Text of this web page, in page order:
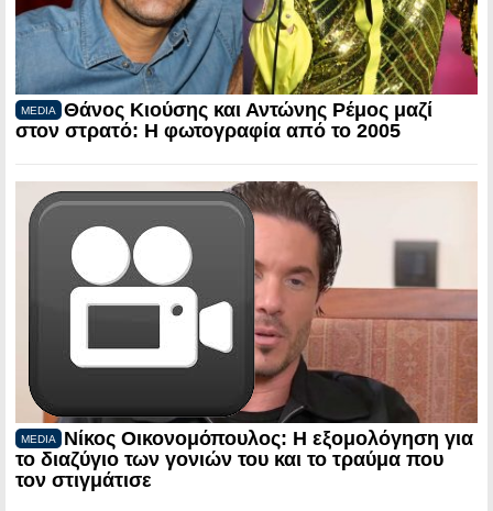
MEDIA
Θάνος Κιούσης και Αντώνης Ρέμος μαζί
στον στρατό: Η φωτογραφία από το 2005
MEDIA
Νίκος Οικονομόπουλος: Η εξομολόγηση για
το διαζύγιο των γονιών του και το τραύμα που
τον στιγμάτισε